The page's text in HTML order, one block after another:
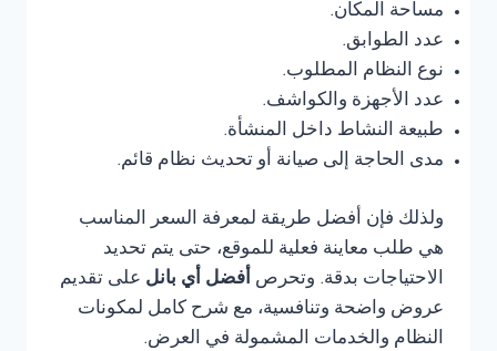
مساحة المكان.
عدد الطوابق.
نوع النظام المطلوب.
عدد الأجهزة والكواشف.
طبيعة النشاط داخل المنشأة.
مدى الحاجة إلى صيانة أو تحديث نظام قائم.
ولذلك فإن أفضل طريقة لمعرفة السعر المناسب
هي طلب معاينة فعلية للموقع، حتى يتم تحديد
الاحتياجات بدقة. وتحرص أفضل أي بانل على تقديم
عروض واضحة وتنافسية، مع شرح كامل لمكونات
النظام والخدمات المشمولة في العرض.